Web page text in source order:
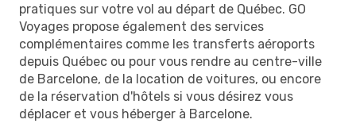
pratiques sur votre vol au départ de Québec. GO
Voyages propose également des services
complémentaires comme les transferts aéroports
depuis Québec ou pour vous rendre au centre-ville
de Barcelone, de la location de voitures, ou encore
de la réservation d'hôtels si vous désirez vous
déplacer et vous héberger à Barcelone.